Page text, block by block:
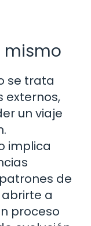
mismo
se trata
externos,
un viaje
implica
de
a
proceso